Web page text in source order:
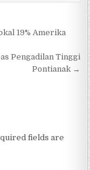
19% Amerika
Pengadilan Tinggi
Pontianak →
fields are